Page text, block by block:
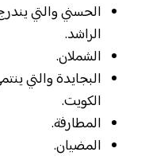
الحسني والتي
الراشد.
الشملان.
البجايدة والتي
الكويت.
المطارفة.
المضيان.